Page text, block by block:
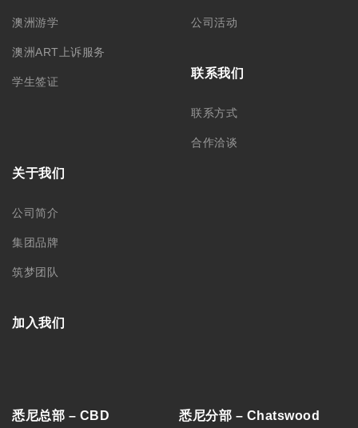
澳洲游学
澳洲ART上诉服务
学生签证
公司活动
联系我们
联系方式
合作洽谈
关于我们
公司简介
集团品牌
筑梦团队
加入我们
悉尼总部 – CBD 悉尼分部 – Chatswood